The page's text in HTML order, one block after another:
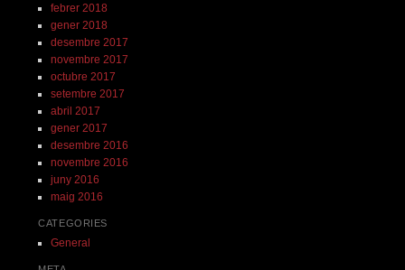
febrer 2018
gener 2018
desembre 2017
novembre 2017
octubre 2017
setembre 2017
abril 2017
gener 2017
desembre 2016
novembre 2016
juny 2016
maig 2016
CATEGORIES
General